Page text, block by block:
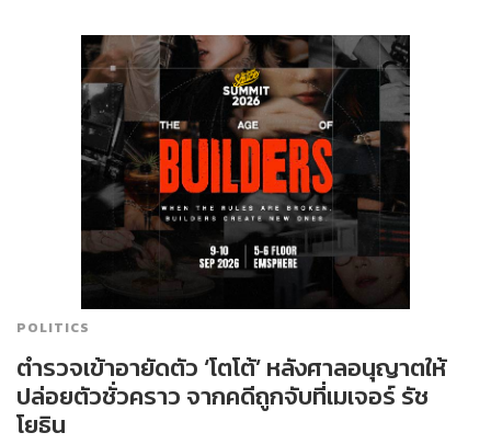
POLITICS
ตำรวจเข้าอายัดตัว ‘โตโต้’ หลังศาลอนุญาตให้
ปล่อยตัวชั่วคราว จากคดีถูกจับที่เมเจอร์ รัช
โยธิน